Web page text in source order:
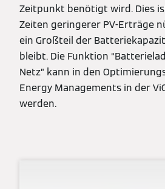
Zeitpunkt benötigt wird. Dies
Zeiten geringerer PV-Erträge
ein Großteil der
bleibt. Die Funktion
Netz” kann in den
Energy Managements in der
werden.